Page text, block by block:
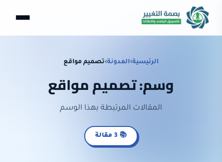
الرئيسية›المدونة›تصميم مواقع
وسم: تصميم مواقع
المقالات المرتبطة بهذا الوسم
📚 3 مقالة